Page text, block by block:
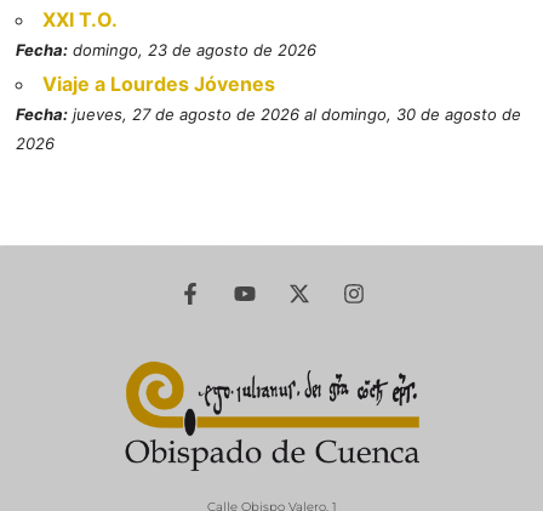
XXI T.O.
Fecha: domingo, 23 de agosto de 2026
Viaje a Lourdes Jóvenes
Fecha: jueves, 27 de agosto de 2026 al domingo, 30 de agosto de
2026
Calle Obispo Valero, 1